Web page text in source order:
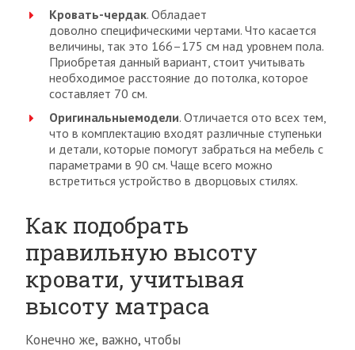
Кровать-чердак. Обладает
доволно специфическими чертами. Что касается
величины, так это 166–175 см над уровнем пола.
Приобретая данный вариант, стоит учитывать
необходимое расстояние до потолка, которое
составляет 70 см.
Оригинальныемодели. Отличается ото всех тем,
что в комплектацию входят различные ступеньки
и детали, которые помогут забраться на мебель с
параметрами в 90 см. Чаще всего можно
встретиться устройство в дворцовых стилях.
Как подобрать
правильную высоту
кровати, учитывая
высоту матраса
Конечно же, важно, чтобы